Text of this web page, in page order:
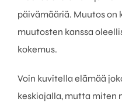
päivämääriä. Muutos on
muutosten kanssa
kokemus.
Voin kuvitella elämää
keskiajalla, mutta miten